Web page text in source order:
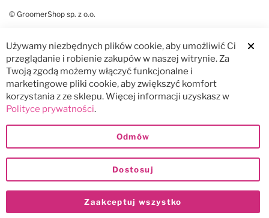
© GroomerShop sp. z o.o.
Używamy niezbędnych plików cookie, aby umożliwić Ci
przeglądanie i robienie zakupów w naszej witrynie. Za
Twoją zgodą możemy włączyć funkcjonalne i
marketingowe pliki cookie, aby zwiększyć komfort
korzystania z ze sklepu. Więcej informacji uzyskasz w
Polityce prywatności.
Zaakceptuj wszystko
Dostosuj
Odmów